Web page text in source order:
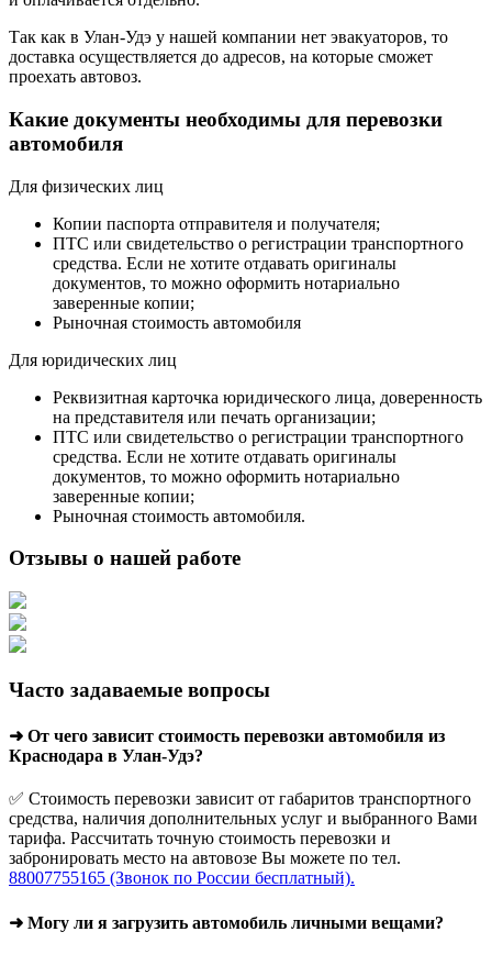
Так как в Улан-Удэ у нашей компании нет эвакуаторов, то
доставка осуществляется до адресов, на которые сможет
проехать автовоз.
Какие документы необходимы для перевозки
автомобиля
Для физических лиц
Копии паспорта отправителя и получателя;
ПТС или свидетельство о регистрации транспортного
средства. Если не хотите отдавать оригиналы
документов, то можно оформить нотариально
заверенные копии;
Рыночная стоимость автомобиля
Для юридических лиц
Реквизитная карточка юридического лица, доверенность
на представителя или печать организации;
ПТС или свидетельство о регистрации транспортного
средства. Если не хотите отдавать оригиналы
документов, то можно оформить нотариально
заверенные копии;
Рыночная стоимость автомобиля.
Отзывы о нашей работе
Часто задаваемые вопросы
➜ От чего зависит стоимость перевозки автомобиля из
Краснодара в Улан-Удэ?
✅ Стоимость перевозки зависит от габаритов транспортного
средства, наличия дополнительных услуг и выбранного Вами
тарифа. Рассчитать точную стоимость перевозки и
забронировать место на автовозе Вы можете по тел.
88007755165 (Звонок по России бесплатный).
➜ Могу ли я загрузить автомобиль личными вещами?